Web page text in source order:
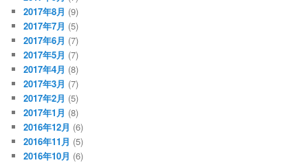
2017年8月 (9)
2017年7月 (5)
2017年6月 (7)
2017年5月 (7)
2017年4月 (8)
2017年3月 (7)
2017年2月 (5)
2017年1月 (8)
2016年12月 (6)
2016年11月 (5)
2016年10月 (6)